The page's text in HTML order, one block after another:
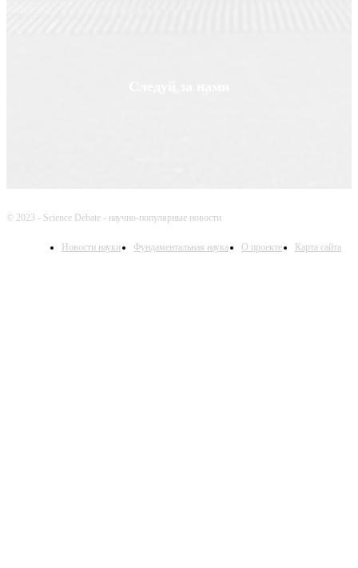
© 2023 - Science Debate - научно-популярные новости
Новости науки Фундаментальная наука О проекте Карта сайта